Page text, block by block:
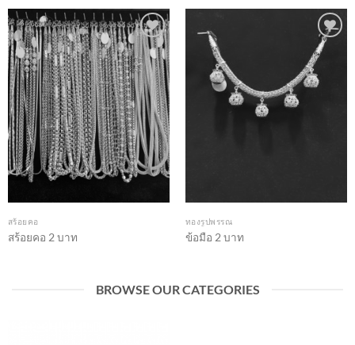
Add to
wishlist
สร้อยคอ
สร้อยคอ 2 บาท
Add to
wishlist
ทองรูปพรรณ
ข้อมือ 2 บาท
BROWSE OUR CATEGORIES